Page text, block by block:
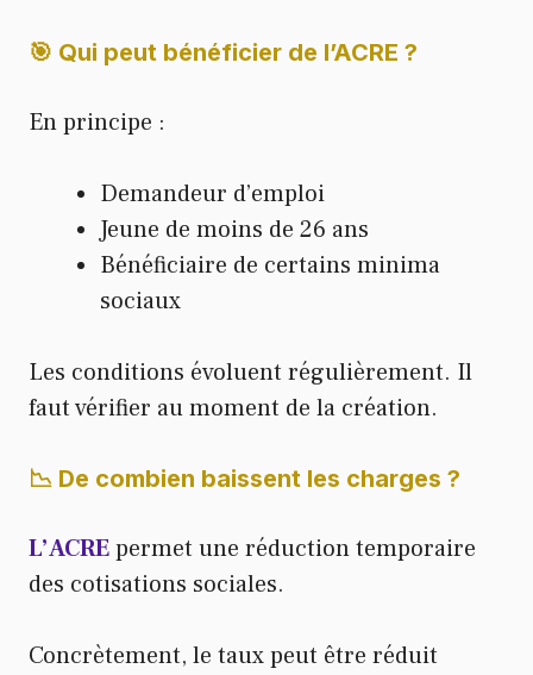
🎯 Qui peut bénéficier de l’ACRE ?
En principe :
Demandeur d’emploi
Jeune de moins de 26 ans
Bénéficiaire de certains minima
sociaux
Les conditions évoluent régulièrement. Il
faut vérifier au moment de la création.
📉 De combien baissent les charges ?
L’ACREpermet une réduction temporaire
des cotisations sociales.
Concrètement, le taux peut être réduit